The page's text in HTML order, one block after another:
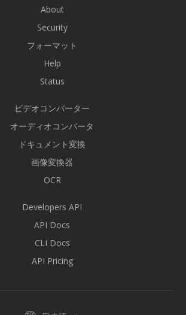
About
Security
フォーマット
Help
Status
ビデオコンバーター
オーディオコンバータ
ドキュメント変換
画像変換器
OCR
Developers API
API Docs
CLI Docs
API Pricing